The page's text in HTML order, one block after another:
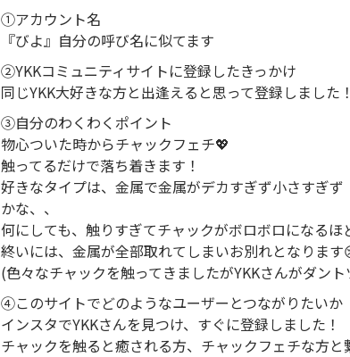
①アカウント名
『びよ』自分の呼び名に似てます
②YKKコミュニティサイトに登録したきっかけ
同じYKK大好きな方と出逢えると思って登録しました！
③自分のわくわくポイント
物心ついた時からチャックフェチ💖
触ってるだけで落ち着きます！
好きなタイプは、金属で金属がデカすぎず小さすぎず
かな、、
何にしても、触りすぎてチャックがボロボロになるほ
終いには、金属が全部取れてしまいお別れとなります
(色々なチャックを触ってきましたがYKKさんがダン
④このサイトでどのようなユーザーとつながりたいか
インスタでYKKさんを見つけ、すぐに登録しました！
チャックを触ると癒される方、チャックフェチな方